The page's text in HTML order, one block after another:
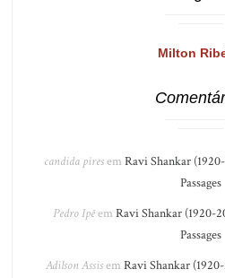
Milton
candida piresem Ravi Shankar
Passages
Pedro Ipêem Ravi Shankar (1920-
Passages
Adilson Assisem Ravi Shankar